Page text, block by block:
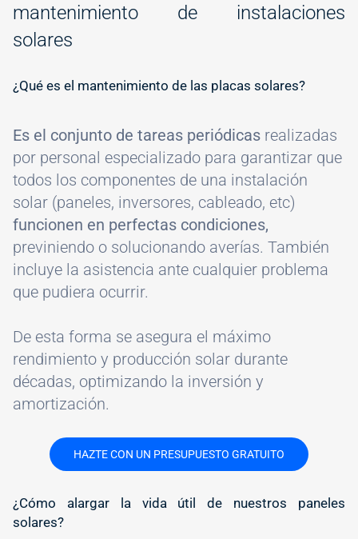
mantenimiento de instalaciones
solares
#
¿Qué es el mantenimiento de las placas solares?
Es el conjunto de tareas periódicas realizadas
por personal especializado para garantizar que
todos los componentes de una instalación
solar (paneles, inversores, cableado, etc)
funcionen en perfectas condiciones,
previniendo o solucionando averías. También
incluye la asistencia ante cualquier problema
que pudiera ocurrir.
De esta forma se asegura el máximo
rendimiento y producción solar durante
décadas, optimizando la inversión y
amortización.
HAZTE CON UN PRESUPUESTO GRATUITO
#
¿Cómo alargar la vida útil de nuestros paneles
solares?